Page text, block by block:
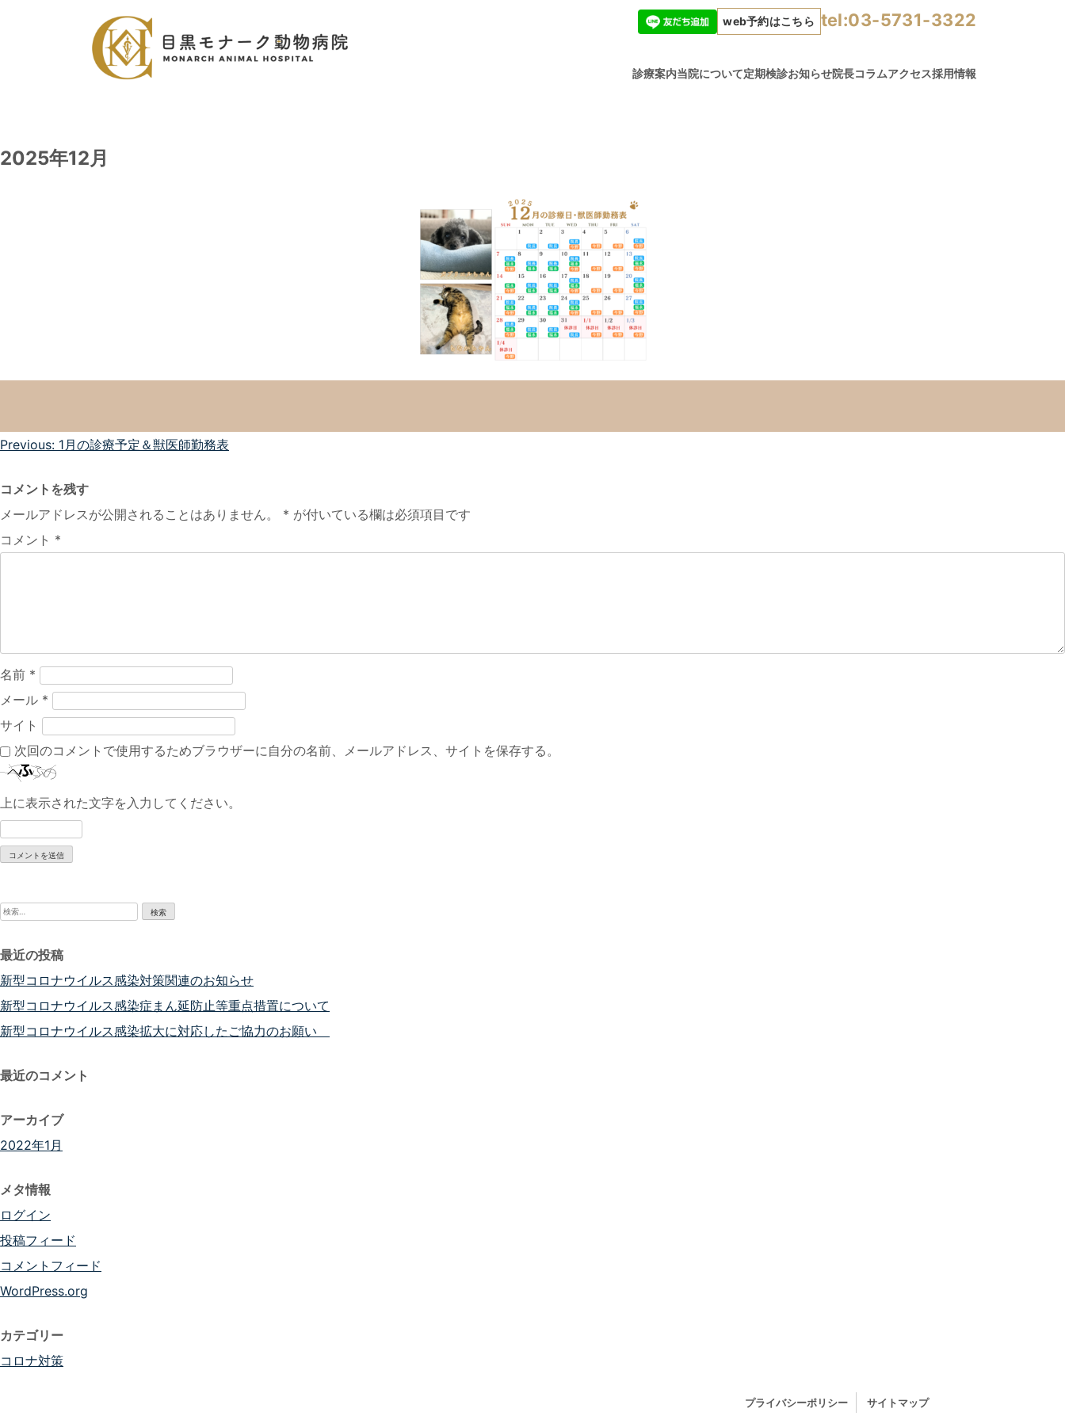
web予約はこちら tel:03-5731-3322
診療案内当院について定期検診お知らせ院長コラムアクセス採用情報
2025年12月
投
ナ
ビ
ゲ
Previous: 1月の診療予定＆獣医師勤務表
コメントを残す
メールアドレスが公開されることはありません。
* が付いている欄は必須項目です
コメント *
名前 *
メール *
サイト
次回のコメントで使用するためブラウザーに自分の名前、メールアドレス、サイトを保存する。
上に表示された文字を入力してください。
検
最近の投稿
新型コロナウイルス感染対策関連のお知らせ
新型コロナウイルス感染症まん延防止等重点措置について
新型コロナウイルス感染拡大に対応したご協力のお願い
最近のコメント
アーカイブ
2022年1月
メタ情報
ログイン
投稿フィード
コメントフィード
WordPress.org
カテゴリー
コロナ対策
プライバシーポリシー サイトマップ